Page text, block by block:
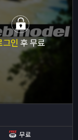
그인후 무료
무료